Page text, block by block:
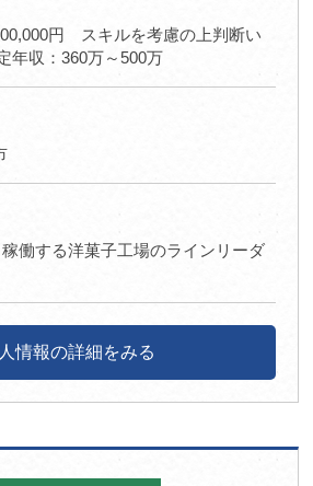
円 スキルを考慮の上判断い
年収：360万～500万
働する洋菓子工場のラインリーダ
情報の詳細をみる